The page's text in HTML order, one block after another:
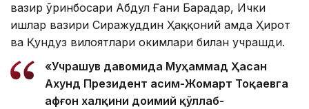
вазир ўринбосари Абдул Ғани Барадар, Ички
ишлар вазири Сиражуддин Ҳаққоний ҳамда Ҳирот
ва Қундуз вилоятлари ҳокимлари билан учрашди.
«Учрашув давомида Муҳаммад Ҳасан
Ахунд Президент Қасим-Жомарт Тоқаевга
афғон халқини доимий қўллаб-